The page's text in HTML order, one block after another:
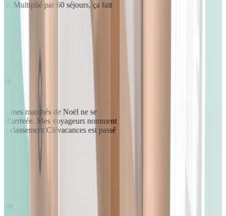
Multiplié par 60 séjours, ça fait
mes marchés de Noël ne se
d'arrivée. Mes voyageurs nomment
classement Clévacances est passé